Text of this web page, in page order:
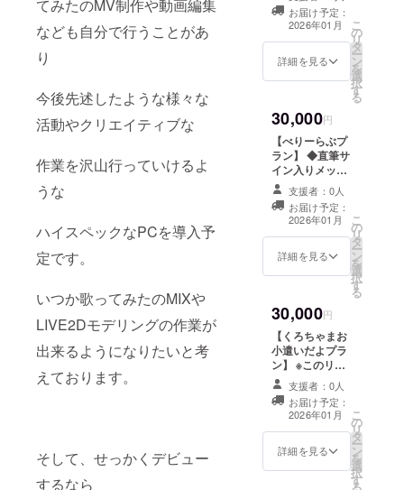
てみたのMV制作や動画編集
なども自分で行うことがあ
り
今後先述したような様々な
活動やクリエイティブな
作業を沢山行っていけるよ
うな
ハイスペックなPCを導入予
定です。
いつか歌ってみたのMIXや
LIVE2Dモデリングの作業が
出来るようになりたいと考
えております。
そして、せっかくデビュー
するなら
壁紙 ◇クラファ
ン限定オリジナ
ルスマホ壁紙 ◇
初配信内のスラ
をご記入くださ
い。︎ ◇支援者様
限定プロジェク
トの進捗報告
記入してくださ
い。 ┣ お任せあ
り〇 ┗サイズ:
項目からお選び
┗ 備考欄に希望
されるお名前を
ご記入くださ
い。︎ ◇支援者様
限定プロジェク
トの進捗報告
お届け予定：
2026年01月
詳細を見る
こ
の
リ
タ
ー
ン
を
選
択
す
る
30,000円
【べりーらぶプ
ラン】 ◆直筆サ
イン入りメッ
セージ色紙 ◆CF
限定チェキ風
カード（ランダ
ム３種類中１
種） ┗サイズ：
89×63mm ◇ロ
のシチュエー
ションをご記入
してください。
┗１分間のオリ
ジナルセリフを
収録して動画音
声データをメー
ルにてURLでお
渡しいたしま
す。 ◇あなたの
お名前をお呼び
してお礼させて
支援者：0人
お届け予定：
2026年01月
詳細を見る
こ
の
リ
タ
ー
ン
を
選
択
す
る
30,000円
【くろちゃまお
小遣いだよプラ
ン】 ※このリ
ターンは3,000円
のリターンと同
じ内容になりま
す。 ◆初配信内
のスライドにお
名前掲載 ┗ 備考
支援者：0人
お届け予定：
2026年01月
詳細を見る
こ
の
リ
タ
ー
ン
を
選
択
す
る